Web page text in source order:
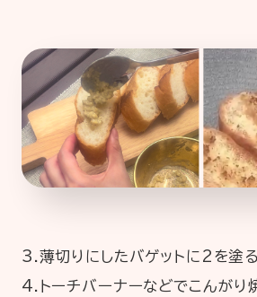
3.薄切りにしたバゲットに2を塗る
4.トーチバーナーなどでこんがり